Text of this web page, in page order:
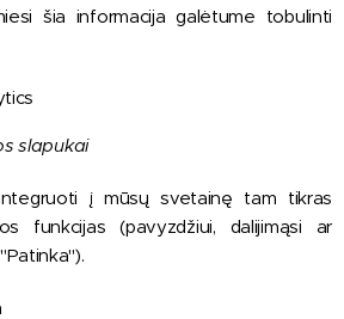
šia informacija galėtume tobulinti
slapukai
į mūsų svetainę tam tikras
funkcijas (pavyzdžiui, dalijimąsi ar